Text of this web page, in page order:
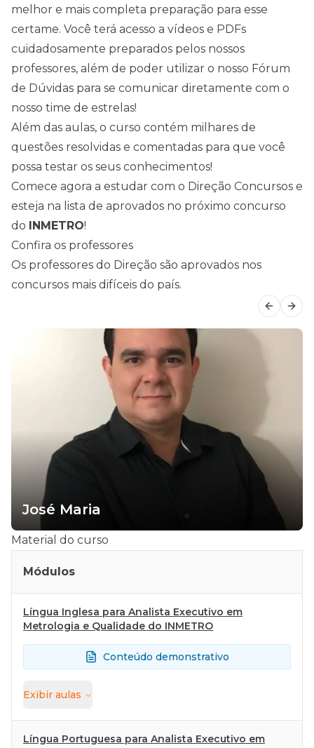
melhor e mais completa preparação para esse
certame. Você terá acesso a vídeos e PDFs
cuidadosamente preparados pelos nossos
professores, além de poder utilizar o nosso Fórum
de Dúvidas para se comunicar diretamente com o
nosso time de estrelas!
Além das aulas, o curso contém milhares de
questões resolvidas e comentadas para que você
possa testar os seus conhecimentos!
Comece agora a estudar com o Direção Concursos e
esteja na lista de aprovados no próximo concurso
do INMETRO!
Confira os professores
Os professores do Direção são aprovados nos
concursos mais difíceis do país.
José Maria
Material do curso
Módulos
Língua Inglesa para Analista Executivo em
Metrologia e Qualidade do INMETRO
Conteúdo demonstrativo
Exibir aulas
Língua Portuguesa para Analista Executivo em